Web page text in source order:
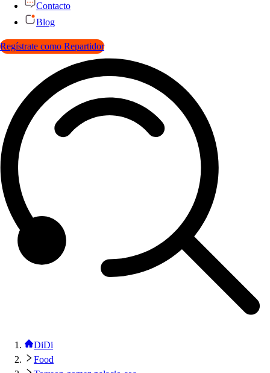
Contacto
Blog
Regístrate como Repartidor
DiDi
Food